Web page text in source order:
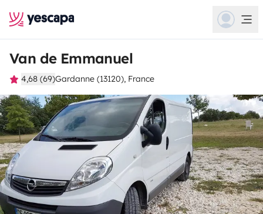
Van de Emmanuel
4,68 (69)Gardanne (13120), France